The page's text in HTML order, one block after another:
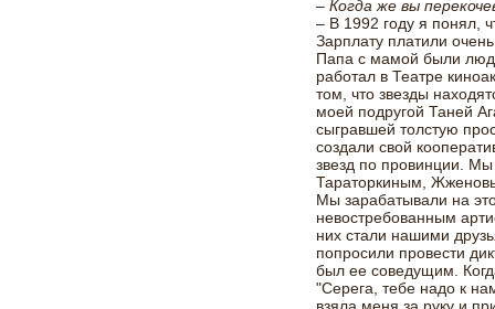
– Когда же вы
– В 1992 году я понял,
Зарплату платили
Папа с мамой были
работал в Театре
том, что звезды
моей подругой Таней
сыгравшей толстую
создали свой
звезд по провинции.
Тараторкиным,
Мы зарабатывали на
невостребованным
них стали нашими
попросили провести
был ее соведущим.
"Серега, тебе надо к